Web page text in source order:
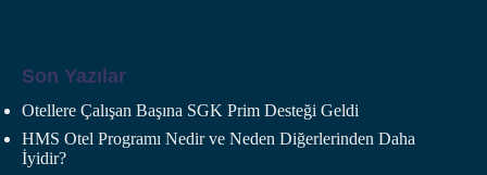
Son Yazılar
Otellere Çalışan Başına SGK Prim Desteği Geldi
HMS Otel Programı Nedir ve Neden Diğerlerinden Daha
İyidir?